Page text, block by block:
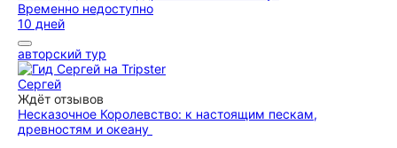
Временно недоступно
10 дней
авторский тур
Сергей
Ждёт отзывов
Несказочное Королевство: к настоящим пескам,
древностям и океану